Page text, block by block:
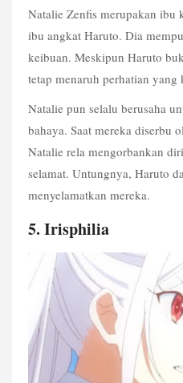
Natalie Zenfis merupakan ibu
ibu angkat Haruto. Dia
keibuan. Meskipun Haruto
tetap menaruh perhatian yang
Natalie pun selalu berusaha
bahaya. Saat mereka diserbu
Natalie rela mengorbankan
selamat. Untungnya, Haruto
menyelamatkan mereka.
5. Irisphilia